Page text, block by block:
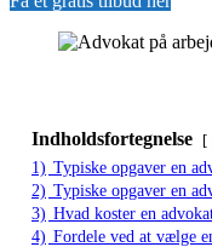
Indholdsfortegnelse
1) Typiske opgaver en
2) Typiske opgaver en
3) Hvad koster en
4) Fordele ved at vælge